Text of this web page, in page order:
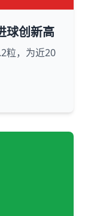
球创新高
粒，为近20